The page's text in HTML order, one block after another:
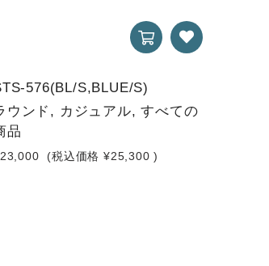
576(BL/S,BLUE/S)
ウンド, カジュアル, すべての
品
(税込価格 ¥25,300 )